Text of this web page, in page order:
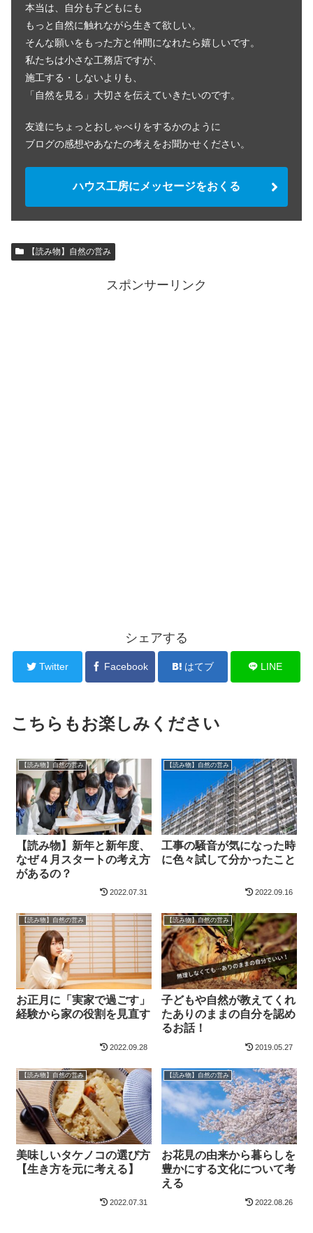
本当は、自分も子どもにも
もっと自然に触れながら生きて欲しい。
そんな願いをもった方と仲間になれたら嬉しいです。
私たちは小さな工務店ですが、
施工する・しないよりも、
「自然を見る」大切さを伝えていきたいのです。
友達にちょっとおしゃべりをするかのように
ブログの感想やあなたの考えをお聞かせください。
ハウス工房にメッセージをおくる
【読み物】自然の営み
スポンサーリンク
シェアする
Twitter Facebook はてブ LINE
こちらもお楽しみください
【読み物】自然の営み
【読み物】新年と新年度、
なぜ４月スタートの考え方
があるの？
2022.07.31
【読み物】自然の営み
工事の騒音が気になった時
に色々試して分かったこと
2022.09.16
【読み物】自然の営み
お正月に「実家で過ごす」
経験から家の役割を見直す
2022.09.28
【読み物】自然の営み
子どもや自然が教えてくれ
たありのままの自分を認め
るお話！
2019.05.27
【読み物】自然の営み
美味しいタケノコの選び方
【生き方を元に考える】
2022.07.31
【読み物】自然の営み
お花見の由来から暮らしを
豊かにする文化について考
える
2022.08.26